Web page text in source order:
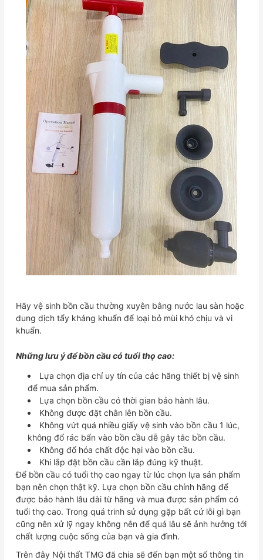
Hãy vệ sinh bồn cầu thường xuyên bằng nước lau sàn hoặc
dung dịch tẩy kháng khuẩn để loại bỏ mùi khó chịu và vi
khuẩn.
Những lưu ý để bồn cầu có tuổi thọ cao:
Lựa chọn địa chỉ uy tín của các hãng thiết bị vệ sinh
để mua sản phẩm.
Lựa chọn bồn cầu có thời gian bảo hành lâu.
Không được đặt chân lên bồn cầu.
Không vứt quá nhiều giấy vệ sinh vào bồn cầu 1 lúc,
không đổ rác bẩn vào bồn cầu dễ gây tắc bồn cầu.
Không đổ hóa chất độc hại vào bồn cầu.
Khi lắp đặt bồn cầu cần lắp đúng kỹ thuật.
Để bồn cầu có tuổi thọ cao ngay từ lúc chọn lựa sản phẩm
bạn nên chọn thật kỹ. Lựa chọn bồn cầu chính hãng để
được bảo hành lâu dài từ hãng và mua được sản phẩm có
tuổi thọ cao. Trong quá trinh sử dụng gặp bất cứ lỗi gì bạn
cũng nên xử lỹ ngay không nên để quá lâu sẽ ảnh hưởng tới
chất lượng cuộc sống của bạn và gia đình.
Trên đây Nội thất TMG đã chia sẽ đến bạn một số thông tin